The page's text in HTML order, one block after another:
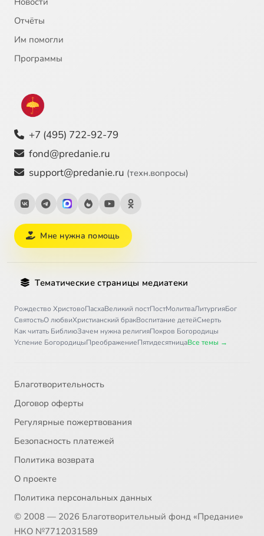
Отчёты
Им помогли
Программы
+7 (495) 722-92-79
fond@predanie.ru
support@predanie.ru (техн.вопросы)
Мне нужна помощь
Тематические страницы медиатеки
Рождество ХристовоПасхаВеликий постПостМолитваЛитургияБог
СвятостьО любвиХристианский бракВоспитание детейСмерть
Как читать БиблиюЗачем нужна религияПокров Богородицы
Успение БогородицыПреображениеПятидесятницаВсе темы →
Благотворительность
Договор оферты
Регулярные пожертвования
Безопасность платежей
Политика возврата
О проекте
Политика персональных данных
© 2008 — 2026 Благотворительный фонд «Предание»
НКО №7712031589